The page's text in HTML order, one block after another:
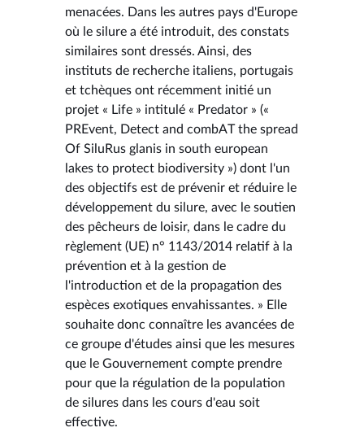
menacées. Dans les autres pays d'Europe
où le silure a été introduit, des constats
similaires sont dressés. Ainsi, des
instituts de recherche italiens, portugais
et tchèques ont récemment initié un
projet « Life » intitulé « Predator » («
PREvent, Detect and combAT the spread
Of SiluRus glanis in south european
lakes to protect biodiversity ») dont l'un
des objectifs est de prévenir et réduire le
développement du silure, avec le soutien
des pêcheurs de loisir, dans le cadre du
règlement (UE) n° 1143/2014 relatif à la
prévention et à la gestion de
l'introduction et de la propagation des
espèces exotiques envahissantes. » Elle
souhaite donc connaître les avancées de
ce groupe d'études ainsi que les mesures
que le Gouvernement compte prendre
pour que la régulation de la population
de silures dans les cours d'eau soit
effective.